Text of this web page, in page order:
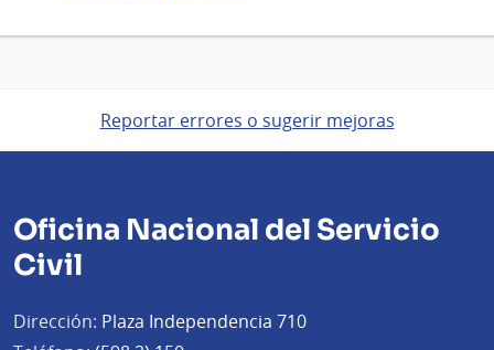
Reportar errores o sugerir mejoras
Oficina Nacional del Servicio
Civil
Dirección: Plaza Independencia 710